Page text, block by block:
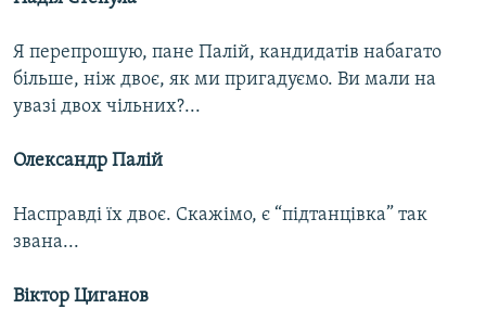
Я перепрошую, пане Палій, кандидатів набагато
більше, ніж двоє, як ми пригадуємо. Ви мали на
увазі двох чільних?...
Олександр Палій
Насправді їх двоє. Скажімо, є “підтанцівка” так
звана...
Віктор Циганов